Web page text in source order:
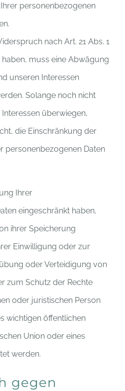
personenbezogenen
nach Art. 21 Abs. 1
haben, muss eine Abwägung
unseren Interessen
Solange noch nicht
überwiegen,
die Einschränkung der
personenbezogenen Daten
Ihrer
eingeschränkt haben,
ihrer Speicherung
Einwilligung oder zur
oder Verteidigung von
zum Schutz der Rechte
oder juristischen Person
wichtigen öffentlichen
Union oder eines
werden.
gegen